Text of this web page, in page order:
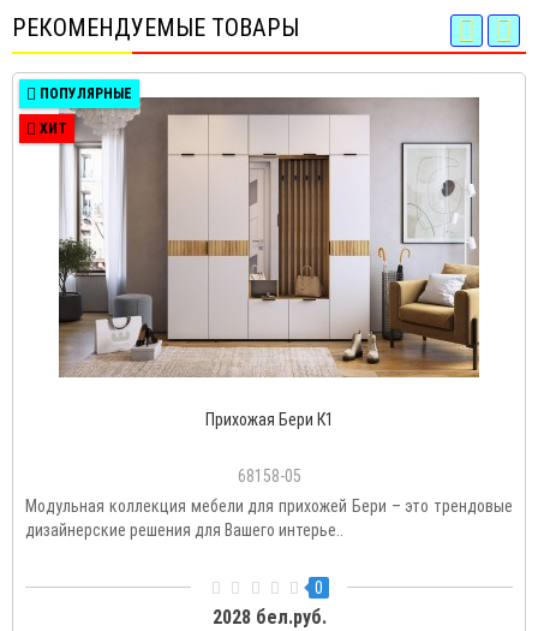
РЕКОМЕНДУЕМЫЕ ТОВАРЫ
ПОПУЛЯРНЫЕ
ХИТ
Прихожая Бери К1
68158-05
Модульная коллекция мебели для прихожей Бери – это трендовые
дизайнерские решения для Вашего интерье..
0
2028 бел.руб.